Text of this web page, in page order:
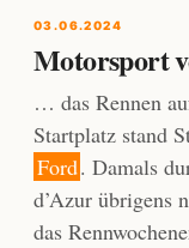
03.06.2024
Motorsport
… das Rennen
Startplatz stand
Ford. Damals
d’Azur übrigens
das